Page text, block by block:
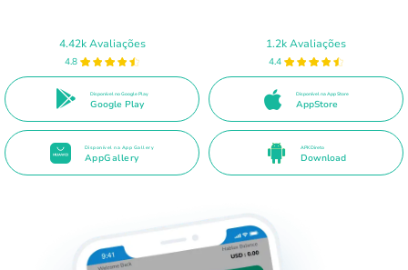
4.42k Avaliações
4.8
Disponível no Google Play
Google Play
1.2k Avaliações
4.4
Disponível na App Store
AppStore
Disponível na App Gallery
AppGallery
APK Direto
Download